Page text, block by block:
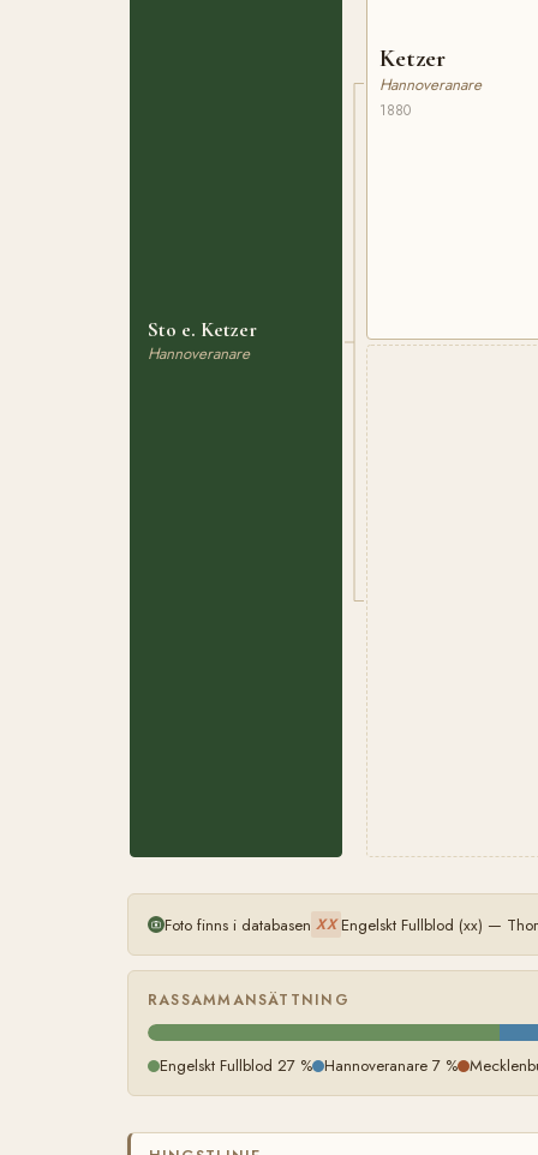
Sto e. Ketzer
Hannoveranare
Ketzer
Hannoveranare
1880
Foto finns i databasen XX Engelskt Fullblod (xx) —
RASSAMMANSÄTTNING
Engelskt Fullblod 27 % Hannoveranare 7 %